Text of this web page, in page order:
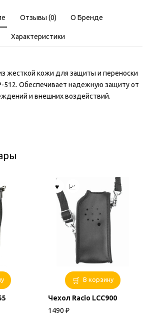
Отзывы (0) О Бренде
Характеристики
жесткой кожи для защиты и переноски
512. Обеспечивает надежную защиту от
и внешних воздействий.
В корзину
Чехол Racio LCC900
1490 ₽